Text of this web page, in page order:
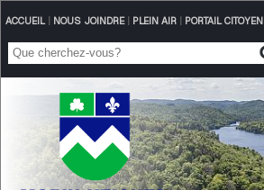
ACCUEIL| NOUS JOINDRE| PLEIN AIR| PORTAIL CITOYEN